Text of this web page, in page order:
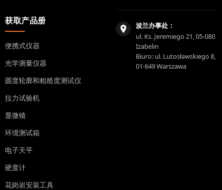
获取产品册
便携式仪器
光学测量仪器
圆度轮廓和粗糙度测试仪
拉力试验机
显微镜
环境测试箱
电子天平
硬度计
花岗岩安装工具
波兰办事处：
ul. Ks. Jeremiego 21, 05-080
Izabelin
Biuro: ul. Lutosławskiego 8,
01-649 Warszawa